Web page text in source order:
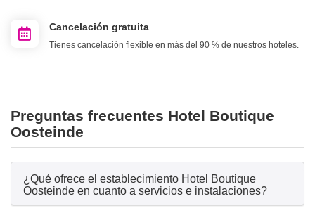
Cancelación gratuita
Tienes cancelación flexible en más del 90 % de nuestros hoteles.
Preguntas frecuentes Hotel Boutique
Oosteinde
¿Qué ofrece el establecimiento Hotel Boutique
Oosteinde en cuanto a servicios e instalaciones?